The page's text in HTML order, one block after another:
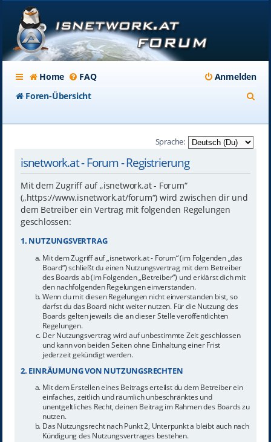
Home FAQ
Anmelden
Foren-Übersicht
Sprache:
isnetwork.at - Forum - Registrierung
Mit dem Zugriff auf „isnetwork.at - Forum“
(„https://www.isnetwork.at/forum“) wird zwischen dir und
dem Betreiber ein Vertrag mit folgenden Regelungen
geschlossen:
1. NUTZUNGSVERTRAG
Mit dem Zugriff auf „isnetwork.at - Forum“ (im Folgenden „das
Board“) schließt du einen Nutzungsvertrag mit dem Betreiber
des Boards ab (im Folgenden „Betreiber“) und erklärst dich mit
den nachfolgenden Regelungen einverstanden.
Wenn du mit diesen Regelungen nicht einverstanden bist, so
darfst du das Board nicht weiter nutzen. Für die Nutzung des
Boards gelten jeweils die an dieser Stelle veröffentlichten
Regelungen.
Der Nutzungsvertrag wird auf unbestimmte Zeit geschlossen
und kann von beiden Seiten ohne Einhaltung einer Frist
jederzeit gekündigt werden.
2. EINRÄUMUNG VON NUTZUNGSRECHTEN
Mit dem Erstellen eines Beitrags erteilst du dem Betreiber ein
einfaches, zeitlich und räumlich unbeschränktes und
unentgeltliches Recht, deinen Beitrag im Rahmen des Boards zu
nutzen.
Das Nutzungsrecht nach Punkt 2, Unterpunkt a bleibt auch nach
Kündigung des Nutzungsvertrages bestehen.